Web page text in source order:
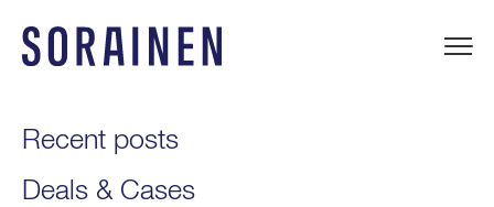
content
Recent posts
Deals & Cases